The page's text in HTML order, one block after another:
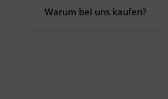
Warum bei uns kaufen?